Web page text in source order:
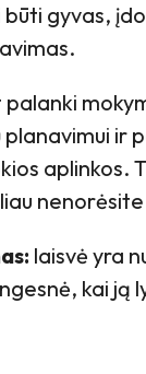
gyvas,
ir
aplinkos.
laisvė yra
kai ją